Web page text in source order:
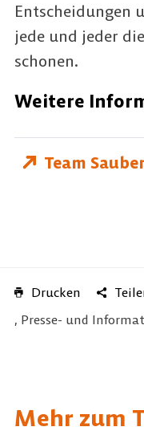
Entscheidungen
jede und jeder
schonen.
Weitere
Team
Drucken
, Presse- und
Mehr zum